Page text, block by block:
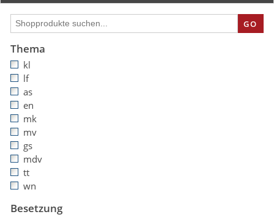
GO
Thema
kl
lf
as
en
mk
mv
gs
mdv
tt
wn
Besetzung